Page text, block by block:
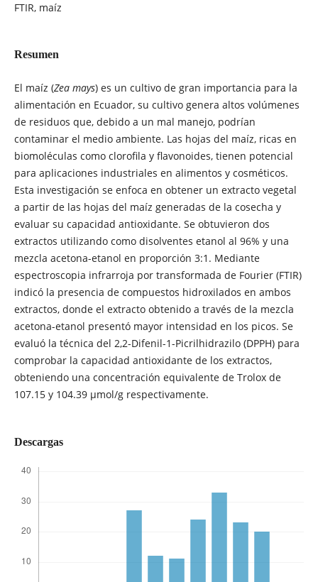
FTIR, maíz
Resumen
El maíz (Zea mays) es un cultivo de gran importancia para la
alimentación en Ecuador, su cultivo genera altos volúmenes
de residuos que, debido a un mal manejo, podrían
contaminar el medio ambiente. Las hojas del maíz, ricas en
biomoléculas como clorofila y flavonoides, tienen potencial
para aplicaciones industriales en alimentos y cosméticos.
Esta investigación se enfoca en obtener un extracto vegetal
a partir de las hojas del maíz generadas de la cosecha y
evaluar su capacidad antioxidante. Se obtuvieron dos
extractos utilizando como disolventes etanol al 96% y una
mezcla acetona-etanol en proporción 3:1. Mediante
espectroscopia infrarroja por transformada de Fourier (FTIR)
indicó la presencia de compuestos hidroxilados en ambos
extractos, donde el extracto obtenido a través de la mezcla
acetona-etanol presentó mayor intensidad en los picos. Se
evaluó la técnica del 2,2-Difenil-1-Picrilhidrazilo (DPPH) para
comprobar la capacidad antioxidante de los extractos,
obteniendo una concentración equivalente de Trolox de
107.15 y 104.39 µmol/g respectivamente.
Descargas